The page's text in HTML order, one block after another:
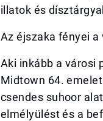
illatok és
Az éjszaka fényei
Aki inkább a városi
Midtown 64.
csendes suhoor
elmélyülést és a